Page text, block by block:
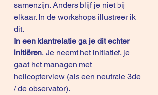
samenzijn. Anders blijf je niet bij
elkaar. In de workshops illustreer ik
dit.
In een klantrelatie ga je dit echter
initiëren. Je neemt het initiatief. je
gaat het managen met
helicopterview (als een neutrale 3de
/ de observator).